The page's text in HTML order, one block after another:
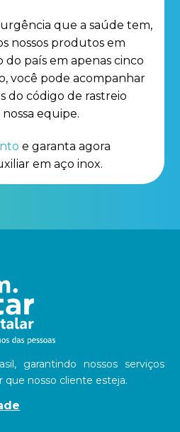
que a saúde tem,
nossos produtos em
país em apenas cinco
você pode acompanhar
do código de rastreio
equipe.
e garanta agora
em aço inox.
garantindo nossos serviços
que nosso cliente esteja.